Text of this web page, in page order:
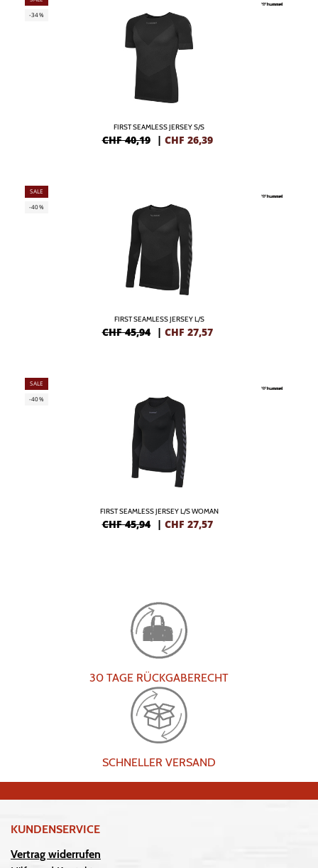
-34%
FIRST SEAMLESS JERSEY S/S
CHF 40,19 | CHF 26,39
SALE
-40%
FIRST SEAMLESS JERSEY L/S
CHF 45,94 | CHF 27,57
SALE
-40%
FIRST SEAMLESS JERSEY L/S WOMAN
CHF 45,94 | CHF 27,57
30 TAGE RÜCKGABERECHT
SCHNELLER VERSAND
KUNDENSERVICE
Vertrag widerrufen